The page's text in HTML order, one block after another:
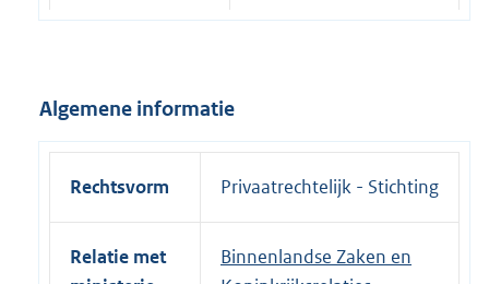
Algemene informatie
Rechtsvorm Privaatrechtelijk - Stichting
Relatie met
Binnenlandse Zaken en